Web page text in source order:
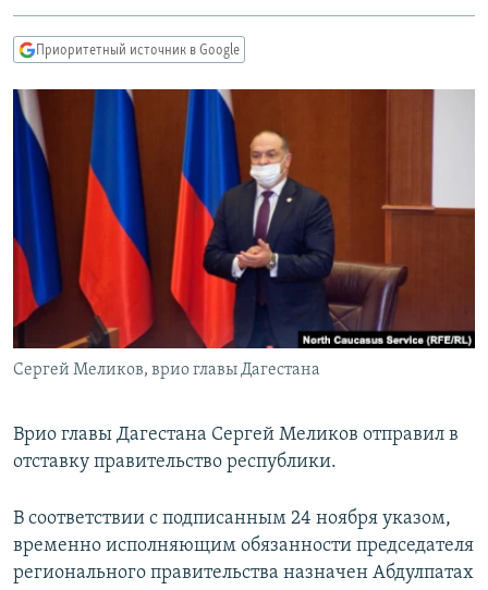
главной
навигации
Вернутся
поиску
IDEL.РЕАЛИИ
КАВКАЗ.РЕАЛИИ
СЕВЕР.РЕАЛИИ
СИБИРЬ.РЕАЛИИ
РАСПИСАНИЕ ВЕЩАНИЯ
ПОДПИШИТЕСЬ НА РАССЫЛКУ
СОЦИАЛЬНЫЕ СЕТИ
Все сайты РСЕ/РС
Приоритетный источник в Google
Сергей Меликов, врио главы Дагестана
Врио главы Дагестана Сергей Меликов отправил в
отставку правительство республики.
В соответствии с подписанным 24 ноября указом,
временно исполняющим обязанности председателя
регионального правительства назначен Абдулпатах